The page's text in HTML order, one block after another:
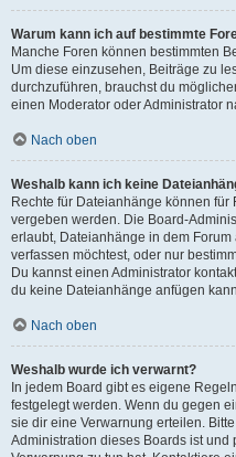
Warum kann ich auf bestimmte
Manche Foren können bestimmten
Um diese einzusehen, Beiträge zu
durchzuführen, brauchst du
einen Moderator oder Administrator
Nach oben
Weshalb kann ich keine
Rechte für Dateianhänge können
vergeben werden. Die Board-
erlaubt, Dateianhänge in dem
verfassen möchtest, oder nur
Du kannst einen Administrator
du keine Dateianhänge anfügen
Nach oben
Weshalb wurde ich verwarnt?
In jedem Board gibt es eigene
festgelegt werden. Wenn du gegen
sie dir eine Verwarnung erteilen.
Administration dieses Boards ist und